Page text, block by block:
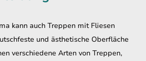
kann auch Treppen mit Fliesen
und ästhetische Oberfläche
verschiedene Arten von Treppen,